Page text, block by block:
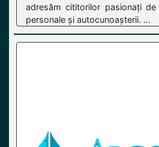
adresăm cititorilor pasionați
personale și autocunoașterii. ...